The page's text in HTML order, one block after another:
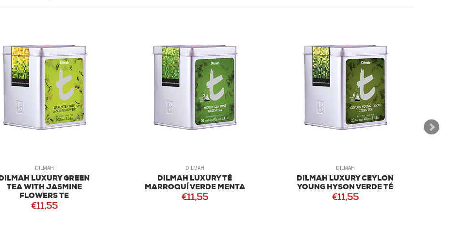
DILMAH
DILMAH LUXURY GREEN
TEA WITH JASMINE
FLOWERS TE
€11,55
DILMAH
DILMAH LUXURY TÉ
MARROQUÍ VERDE MENTA
€11,55
DILMAH
DILMAH LUXURY CEYLON
YOUNG HYSON VERDE TÉ
€11,55